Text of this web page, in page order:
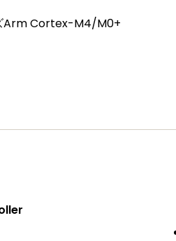
Arm Cortex-M4/M0+